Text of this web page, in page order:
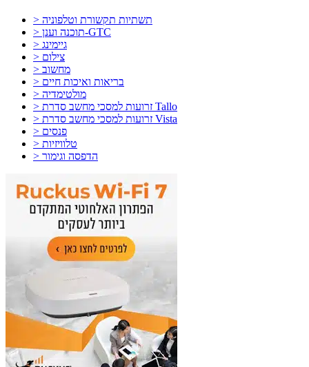
> תשתיות תקשורת וטלפוניה
> תוכנה וענן-GTC
> גיימינג
> צילום
> מחשוב
> בריאות ואיכות חיים
> מולטימדיה
> זרועות למסכי מחשב סדרת Tallo
> זרועות למסכי מחשב סדרת Vista
> פנסים
> טלוויזיות
> הדפסה וגימור